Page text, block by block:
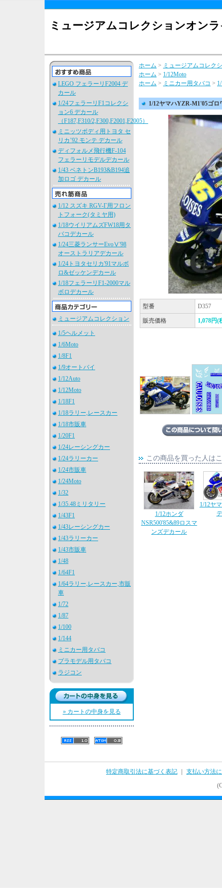
ミュージアムコレクションオン
LEGO フェラーリF2004 デ
カール
1/24フェラーリF1コレクシ
ョン6 デカール
（F187,F310/2,F300,F2001,F2005）
ミニッツボディ用トヨタ セ
リカ’92 モンテ デカール
ディフォルメ飛行機F-104
フェラーリモデルデカール
1/43 ベネトンB193&B194追
加ロゴ デカール
1/12 スズキ RGV-Γ用フロン
トフォーク(タミヤ用)
1/18ウイリアムズFW18用タ
バコデカール
1/24三菱ランサーEvoⅤ'98
オーストラリアデカール
1/24トヨタセリカ'91マルボ
ロ&ゼッケンデカール
1/18フェラーリF1-2000マル
ボロデカール
ミュージアムコレクション
1/5ヘルメット
1/6Moto
1/8F1
1/9オートバイ
1/12Auto
1/12Moto
1/18F1
1/18ラリー,レースカー
1/18市販車
1/20F1
1/24レーシングカー
1/24ラリーカー
1/24市販車
1/24Moto
1/32
1/35.48ミリタリー
1/43F1
1/43レーシングカー
1/43ラリーカー
1/43市販車
1/48
1/64F1
1/64ラリー,レースカー,市販
車
1/72
1/87
1/100
1/144
ミニカー用タバコ
プラモデル用タバコ
ラジコン
» カートの中身を見る
ホーム > ミュージアムコレク
ホーム > 1/12Moto
ホーム > ミニカー用タバコ >
1/12ヤマハYZR-M1'05ゴロ
型番 D357
販売価格 1,078円(
この商品を買った人は
1/12ホンダ
NSR500'85&89ロスマ
ンズデカール
1/12ヤ
特定商取引法に基づく表記
支払い方法